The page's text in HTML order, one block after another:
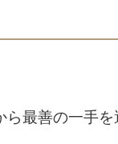
ら最善の一手を